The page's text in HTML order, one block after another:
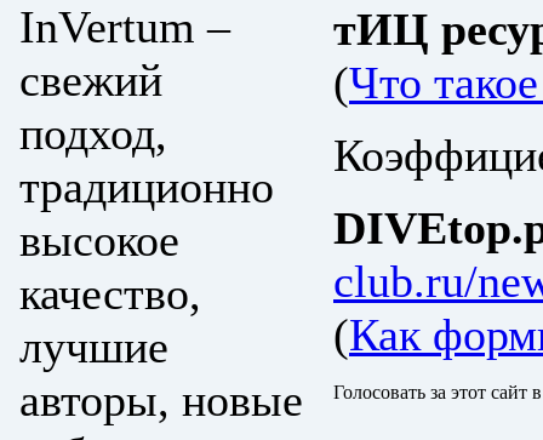
InVertum –
свежий
подход,
традиционно
высокое
качество,
лучшие
авторы, новые
тИЦ
(Что
club.ru/
(Как
Голосовать за этот сайт